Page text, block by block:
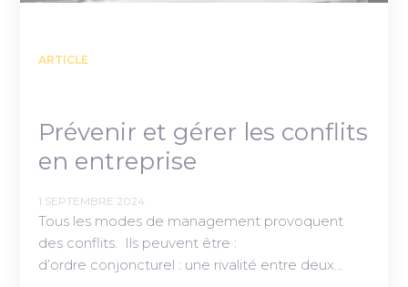
ARTICLE
Prévenir et gérer les conflits
en entreprise
1 SEPTEMBRE 2024
Tous les modes de management provoquent
des conflits. Ils peuvent être :
d’ordre conjoncturel : une rivalité entre deux…